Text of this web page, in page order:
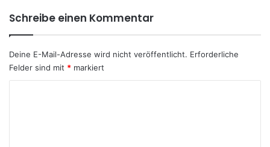
Schreibe einen Kommentar
Deine E-Mail-Adresse wird nicht veröffentlicht. Erforderliche
Felder sind mit * markiert